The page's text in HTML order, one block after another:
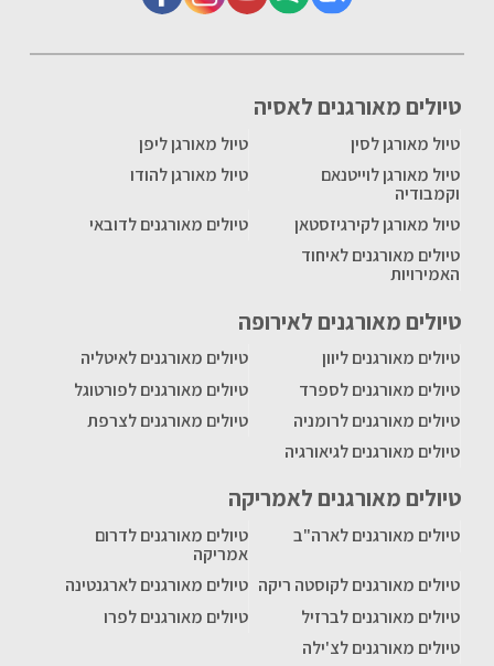
טיולים מאורגנים לאסיה
טיול מאורגן לסין
טיול מאורגן ליפן
טיול מאורגן לוייטנאם
וקמבודיה
טיול מאורגן להודו
טיול מאורגן לקירגיזסטאן
טיולים מאורגנים לדובאי
טיולים מאורגנים לאיחוד
האמירויות
טיולים מאורגנים לאירופה
טיולים מאורגנים ליוון
טיולים מאורגנים לאיטליה
טיולים מאורגנים לספרד
טיולים מאורגנים לפורטוגל
טיולים מאורגנים לרומניה
טיולים מאורגנים לצרפת
טיולים מאורגנים לגיאורגיה
טיולים מאורגנים לאמריקה
טיולים מאורגנים לארה"ב
טיולים מאורגנים לדרום
אמריקה
טיולים מאורגנים לקוסטה ריקה טיולים מאורגנים לארגנטינה
טיולים מאורגנים לברזיל
טיולים מאורגנים לפרו
טיולים מאורגנים לצ'ילה